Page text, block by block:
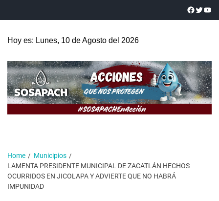
Hoy es: Lunes, 10 de Agosto del 2026
Home
Municipios
LAMENTA PRESIDENTE MUNICIPAL DE ZACATLÁN HECHOS
OCURRIDOS EN JICOLAPA Y ADVIERTE QUE NO HABRÁ
IMPUNIDAD